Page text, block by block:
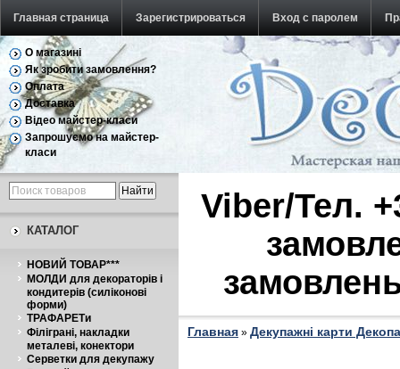
Главная страница Зарегистрироваться Вход с паролем
Обратная связь
О магазині
Як зробити замовлення?
Оплата
Доставка
Відео майстер-класи
Запрошуємо на майстер-
класи
КАТАЛОГ
НОВИЙ ТОВАР***
МОЛДИ для декораторів і
кондитерів (силіконові
форми)
ТРАФАРЕТи
Філіграні, накладки
металеві, конектори
Серветки для декупажу
Viber/Тел.
Главная » Декупажні карти